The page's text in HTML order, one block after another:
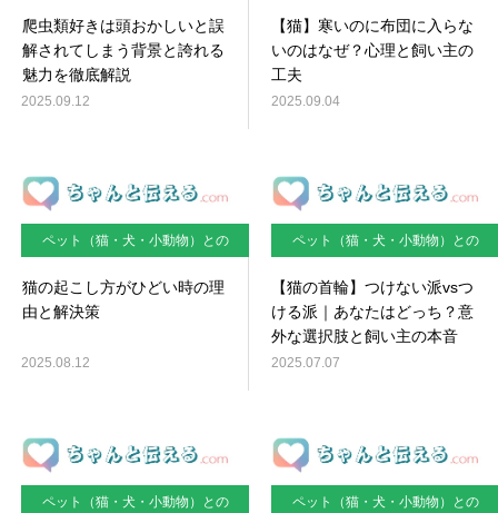
爬虫類好きは頭おかしいと誤
解されてしまう背景と誇れる
魅力を徹底解説
2025.09.12
【猫】寒いのに布団に入らな
いのはなぜ？心理と飼い主の
工夫
2025.09.04
ペット（猫・犬・小動物）との
猫の起こし方がひどい時の理
由と解決策
2025.08.12
ペット（猫・犬・小動物）との
【猫の首輪】つけない派vsつ
ける派｜あなたはどっち？意
外な選択肢と飼い主の本音
2025.07.07
ペット（猫・犬・小動物）との ペット（猫・犬・小動物）との